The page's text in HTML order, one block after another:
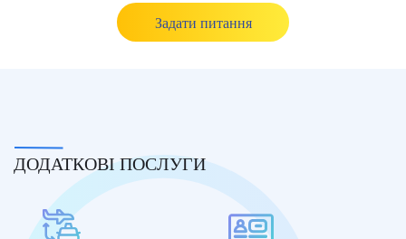
Задати питання
ДОДАТКОВІ ПОСЛУГИ